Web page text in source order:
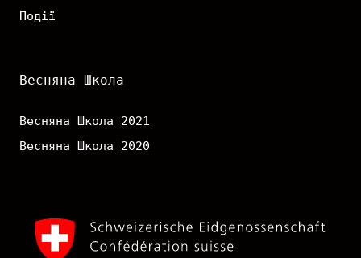
Події
Весняна Школа
Весняна Школа 2021
Весняна Школа 2020